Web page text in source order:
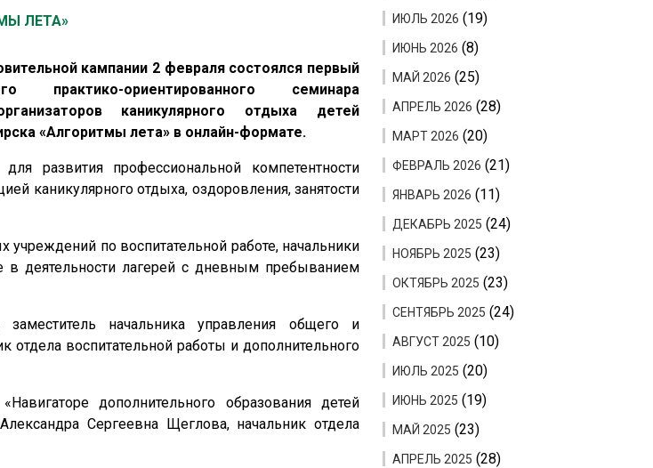
ЛЕТА»
кампании 2 февраля состоялся первый
практико-ориентированного семинара
каникулярного отдыха детей
«Алгоритмы лета» в онлайн-формате.
развития профессиональной компетентности
каникулярного отдыха, оздоровления, занятости
учреждений по воспитательной работе, начальники
в деятельности лагерей с дневным пребыванием
начальника управления общего и
отдела воспитательной работы и дополнительного
дополнительного образования детей
Сергеевна Щеглова, начальник отдела
ИЮЛЬ 2026 (19)
ИЮНЬ 2026 (8)
МАЙ 2026 (25)
АПРЕЛЬ 2026 (28)
МАРТ 2026 (20)
ФЕВРАЛЬ 2026 (21)
ЯНВАРЬ 2026 (11)
ДЕКАБРЬ 2025 (24)
НОЯБРЬ 2025 (23)
ОКТЯБРЬ 2025 (23)
СЕНТЯБРЬ 2025 (24)
АВГУСТ 2025 (10)
ИЮЛЬ 2025 (20)
ИЮНЬ 2025 (19)
МАЙ 2025 (23)
АПРЕЛЬ 2025 (28)